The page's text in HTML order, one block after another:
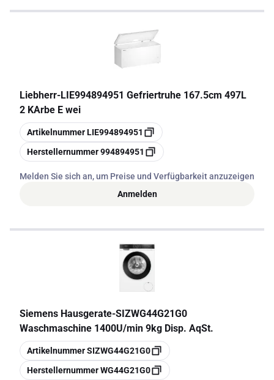
Liebherr-LIE994894951 Gefriertruhe 167.5cm 497L
2 KArbe E wei
Kopieren
ArtikelnummerLIE994894951
Kopieren
Herstellernummer994894951
Melden Sie sich an, um Preise und Verfügbarkeit anzuzeigen
Anmelden
Siemens Hausgerate-SIZWG44G21G0
Waschmaschine 1400U/min 9kg Disp. AqSt.
Kopieren
ArtikelnummerSIZWG44G21G0
Kopieren
HerstellernummerWG44G21G0